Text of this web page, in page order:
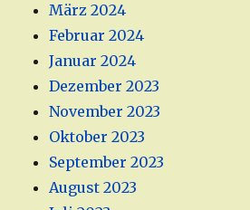
März 2024
Februar 2024
Januar 2024
Dezember 2023
November 2023
Oktober 2023
September 2023
August 2023